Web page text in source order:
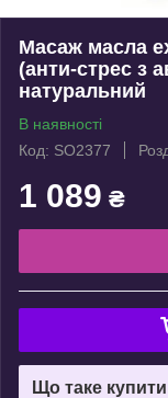
Масаж масла
(анти-стрес з
натуральний
В наявності
Код: SO2377
1 089 ₴
Що таке